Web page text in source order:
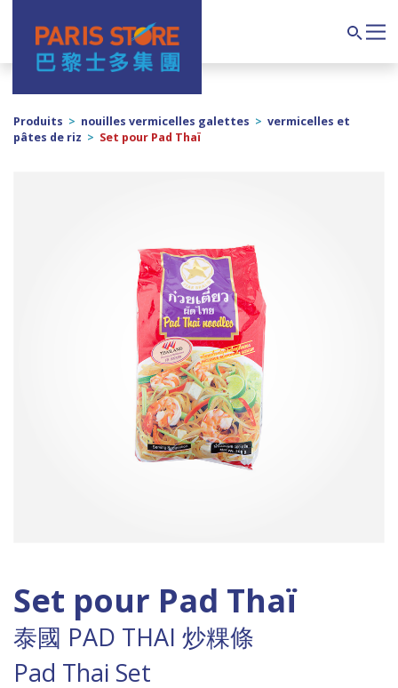
Navigation principale
Produits > nouilles vermicelles galettes > vermicelles et
pâtes de riz > Set pour Pad Thaï
Set pour Pad Thaï
泰國 PAD THAI 炒粿條
Pad Thai Set